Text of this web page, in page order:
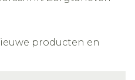
producten en